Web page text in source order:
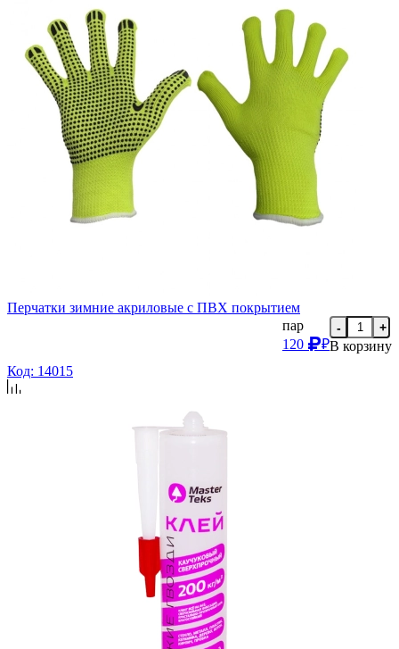
Перчатки зимние акриловые с ПВХ покрытием
пар
120
₽
- +
В корзину
Код: 14015